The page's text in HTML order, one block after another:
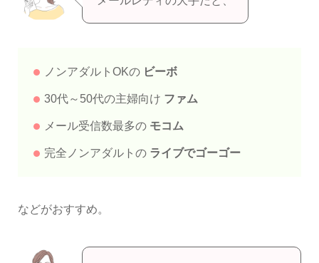
ノンアダルトOKの ビーボ
30代～50代の主婦向け ファム
メール受信数最多の モコム
完全ノンアダルトの ライブでゴーゴー
などがおすすめ。